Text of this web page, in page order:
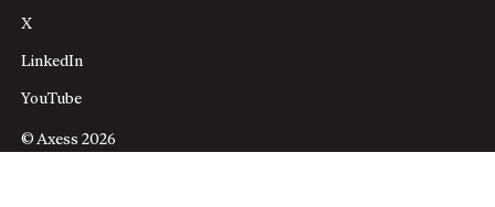
X
LinkedIn
YouTube
© Axess 2026